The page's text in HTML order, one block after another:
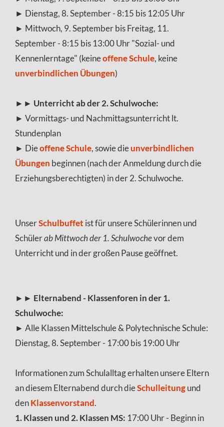
► Dienstag, 8. September - 8:15 bis 12:05 Uhr
► Mittwoch, 9. September bis Freitag, 11.
September - 8:15 bis 13:00 Uhr "Sozial- und
Kennenlerntage" (keineoffene Schule, keine
unverbindlichen Übungen)
►► Unterricht ab der 2. Schulwoche:
► Vormittags- und Nachmittagsunterricht lt.
Stundenplan
► Dieoffene Schule,sowie dieunverbindlichen
Übungen beginnen (nach der Anmeldung durch die
Erziehungsberechtigten) in der 2. Schulwoche.
UnserSchulbuffet ist für unsere Schülerinnen und
Schülerab Mittwoch der 1. Schulwochevor dem
Unterricht und in der großen Pause geöffnet.
►► Elternabend - Klassenforen in der 1.
Schulwoche:
► Alle Klassen Mittelschule & Polytechnische Schule:
Dienstag, 8. September - 17:00 bis 19:00 Uhr
Informationen zum Schulalltag erhalten unsere Eltern
an diesem Elternabend durch dieSchulleitungund
denKlassenvorstand.
1. Klassen und 2. Klassen MS: 17:00 Uhr - Beginn in